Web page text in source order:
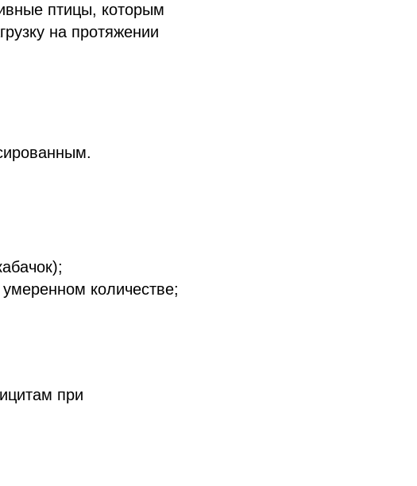
птицы, которым
на протяжении
количестве;
при